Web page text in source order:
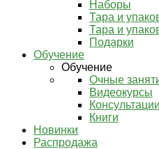
Наборы
Тара и
Тара и
Подарки
Обучение
Обучение
Очные
Видеокурсы
Книги
Новинки
Распродажа